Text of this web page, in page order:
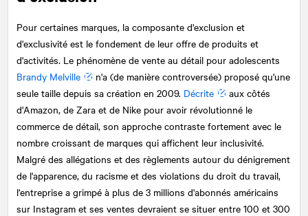
Pour certaines marques, la composante d'exclusion et
d'exclusivité est le fondement de leur offre de produits et
d'activités. Le phénomène de vente au détail pour adolescents
Brandy Melville
n'a (de manière controversée) proposé qu'une
seule taille depuis sa création en 2009. Décrite
aux côtés
d'Amazon, de Zara et de Nike pour avoir révolutionné le
commerce de détail, son approche contraste fortement avec le
nombre croissant de marques qui affichent leur inclusivité.
Malgré des allégations et des règlements autour du dénigrement
de l'apparence, du racisme et des violations du droit du travail,
l'entreprise a grimpé à plus de 3 millions d'abonnés américains
sur Instagram et ses ventes devraient se situer entre 100 et 300